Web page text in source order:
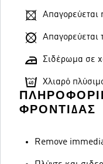
Απαγορεύεται
Απαγορεύεται
Σιδέρωμα σε
Χλιαρό
ΦΡΟΝΤΊΔΑΣ
Remove